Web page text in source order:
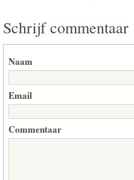
Schrijf commentaar
Naam
Email
Commentaar